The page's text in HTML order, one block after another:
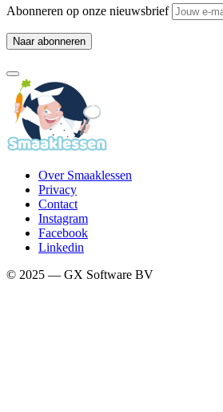
Abonneren op onze nieuwsbrief
Over Smaaklessen
Privacy
Contact
Instagram
Facebook
Linkedin
© 2025 — GX Software BV